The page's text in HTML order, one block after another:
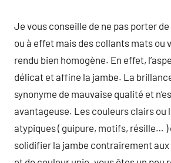
Je vous conseille de ne pas porter
ou à effet mais des collants mats ou
rendu bien homogène. En effet,
délicat et affine la jambe. La
synonyme de mauvaise qualité et
avantageuse. Les couleurs clairs ou
atypiques ( guipure, motifs, résille… )
solidifier la jambe contrairement